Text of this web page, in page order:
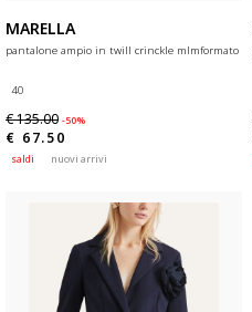
MARELLA
pantalone ampio in twill crinckle mlmformato
40
€ 135.00 -50%
€ 67.50
saldi nuovi arrivi